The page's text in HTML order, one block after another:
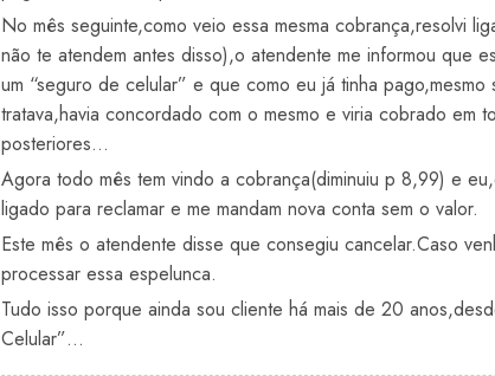
No mês seguinte,como veio essa mesma cobrança,resolvi
não te atendem antes disso),o atendente me informou que
um “seguro de celular” e que como eu já tinha
tratava,havia concordado com o mesmo e viria cobrado em
posteriores…
Agora todo mês tem vindo a cobrança(diminuiu p 8,99) e
ligado para reclamar e me mandam nova conta sem o valor.
Este mês o atendente disse que consegiu cancelar.Caso
processar essa espelunca.
Tudo isso porque ainda sou cliente há mais de 20
Celular”…